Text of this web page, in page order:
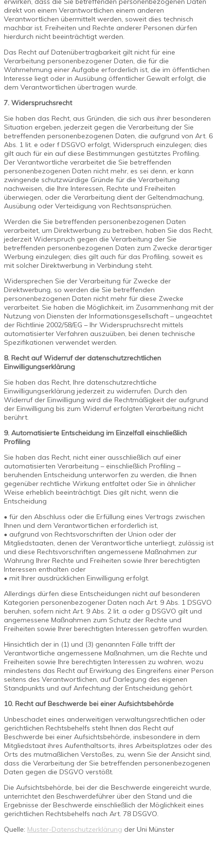
direkt von einem Verantwortlichen einem anderen
Verantwortlichen übermittelt werden, soweit dies technisch
machbar ist. Freiheiten und Rechte anderer Personen dürfen
hierdurch nicht beeinträchtigt werden.
Das Recht auf Datenübertragbarkeit gilt nicht für eine
Verarbeitung personenbezogener Daten, die für die
Wahrnehmung einer Aufgabe erforderlich ist, die im öffentlichen
Interesse liegt oder in Ausübung öffentlicher Gewalt erfolgt, die
dem Verantwortlichen übertragen wurde.
7. Widerspruchsrecht
Sie haben das Recht, aus Gründen, die sich aus ihrer besonderen
Situation ergeben, jederzeit gegen die Verarbeitung der Sie
betreffenden personenbezogenen Daten, die aufgrund von Art. 6
Abs. 1 lit. e oder f DSGVO erfolgt, Widerspruch einzulegen; dies
gilt auch für ein auf diese Bestimmungen gestütztes Profiling.
Der Verantwortliche verarbeitet die Sie betreffenden
personenbezogenen Daten nicht mehr, es sei denn, er kann
zwingende schutzwürdige Gründe für die Verarbeitung
nachweisen, die Ihre Interessen, Rechte und Freiheiten
überwiegen, oder die Verarbeitung dient der Geltendmachung,
Ausübung oder Verteidigung von Rechtsansprüchen.
Werden die Sie betreffenden personenbezogenen Daten
verarbeitet, um Direktwerbung zu betreiben, haben Sie das Recht,
jederzeit Widerspruch gegen die Verarbeitung der Sie
betreffenden personenbezogenen Daten zum Zwecke derartiger
Werbung einzulegen; dies gilt auch für das Profiling, soweit es
mit solcher Direktwerbung in Verbindung steht.
Widersprechen Sie der Verarbeitung für Zwecke der
Direktwerbung, so werden die Sie betreffenden
personenbezogenen Daten nicht mehr für diese Zwecke
verarbeitet. Sie haben die Möglichkeit, im Zusammenhang mit der
Nutzung von Diensten der Informationsgesellschaft – ungeachtet
der Richtlinie 2002/58/EG – Ihr Widerspruchsrecht mittels
automatisierter Verfahren auszuüben, bei denen technische
Spezifikationen verwendet werden.
8. Recht auf Widerruf der datenschutzrechtlichen
Einwilligungserklärung
Sie haben das Recht, Ihre datenschutzrechtliche
Einwilligungserklärung jederzeit zu widerrufen. Durch den
Widerruf der Einwilligung wird die Rechtmäßigkeit der aufgrund
der Einwilligung bis zum Widerruf erfolgten Verarbeitung nicht
berührt.
9. Automatisierte Entscheidung im Einzelfall einschließlich
Profiling
Sie haben das Recht, nicht einer ausschließlich auf einer
automatisierten Verarbeitung – einschließlich Profiling –
beruhenden Entscheidung unterworfen zu werden, die Ihnen
gegenüber rechtliche Wirkung entfaltet oder Sie in ähnlicher
Weise erheblich beeinträchtigt. Dies gilt nicht, wenn die
Entscheidung
• für den Abschluss oder die Erfüllung eines Vertrags zwischen
Ihnen und dem Verantwortlichen erforderlich ist,
• aufgrund von Rechtsvorschriften der Union oder der
Mitgliedstaaten, denen der Verantwortliche unterliegt, zulässig ist
und diese Rechtsvorschriften angemessene Maßnahmen zur
Wahrung Ihrer Rechte und Freiheiten sowie Ihrer berechtigten
Interessen enthalten oder
• mit Ihrer ausdrücklichen Einwilligung erfolgt.
Allerdings dürfen diese Entscheidungen nicht auf besonderen
Kategorien personenbezogener Daten nach Art. 9 Abs. 1 DSGVO
beruhen, sofern nicht Art. 9 Abs. 2 lit. a oder g DSGVO gilt und
angemessene Maßnahmen zum Schutz der Rechte und
Freiheiten sowie Ihrer berechtigten Interessen getroffen wurden.
Hinsichtlich der in (1) und (3) genannten Fälle trifft der
Verantwortliche angemessene Maßnahmen, um die Rechte und
Freiheiten sowie Ihre berechtigten Interessen zu wahren, wozu
mindestens das Recht auf Erwirkung des Eingreifens einer Person
seitens des Verantwortlichen, auf Darlegung des eigenen
Standpunkts und auf Anfechtung der Entscheidung gehört.
10. Recht auf Beschwerde bei einer Aufsichtsbehörde
Unbeschadet eines anderweitigen verwaltungsrechtlichen oder
gerichtlichen Rechtsbehelfs steht Ihnen das Recht auf
Beschwerde bei einer Aufsichtsbehörde, insbesondere in dem
Mitgliedstaat ihres Aufenthaltsorts, ihres Arbeitsplatzes oder des
Orts des mutmaßlichen Verstoßes, zu, wenn Sie der Ansicht sind,
dass die Verarbeitung der Sie betreffenden personenbezogenen
Daten gegen die DSGVO verstößt.
Die Aufsichtsbehörde, bei der die Beschwerde eingereicht wurde,
unterrichtet den Beschwerdeführer über den Stand und die
Ergebnisse der Beschwerde einschließlich der Möglichkeit eines
gerichtlichen Rechtsbehelfs nach Art. 78 DSGVO.
Quelle: Muster-Datenschutzerklärung der Uni Münster